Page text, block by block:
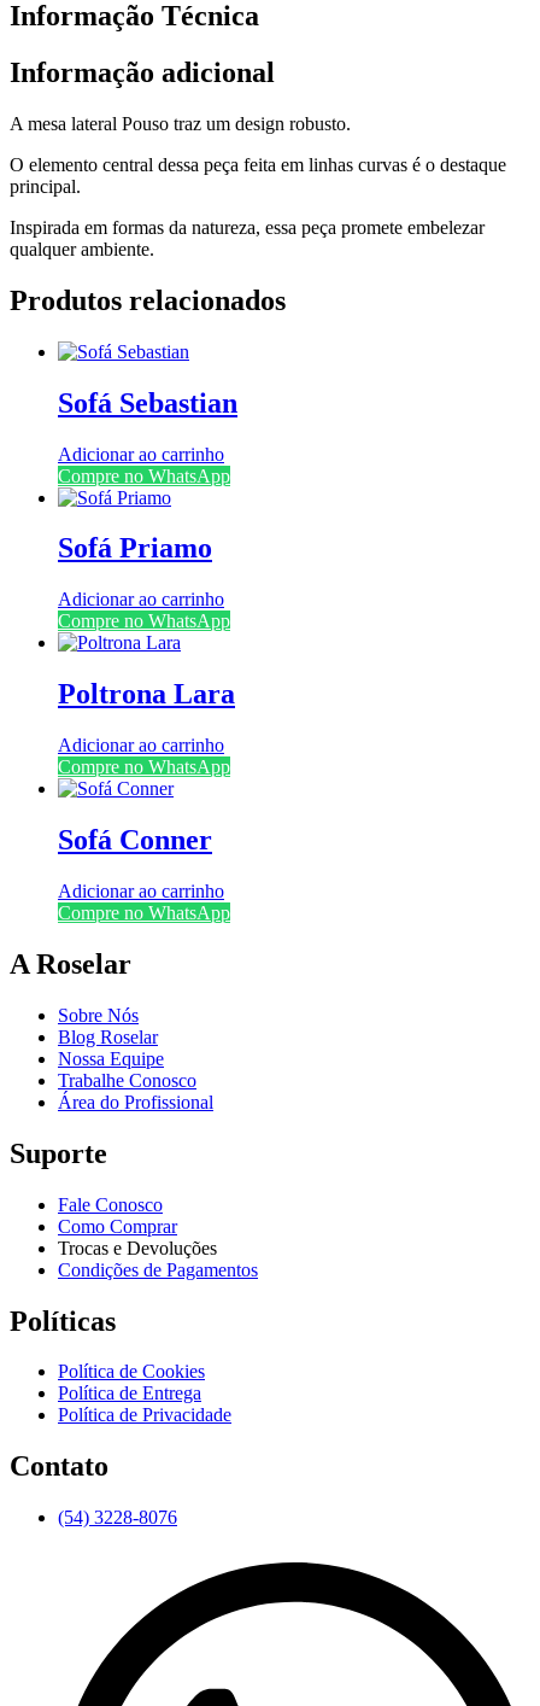
Informação Técnica
Informação adicional
A mesa lateral Pouso traz um design robusto.
O elemento central dessa peça feita em linhas curvas é o destaque
principal.
Inspirada em formas da natureza, essa peça promete embelezar
qualquer ambiente.
Produtos relacionados
Sofá Sebastian
Adicionar ao carrinho
Compre no WhatsApp
Sofá Priamo
Adicionar ao carrinho
Compre no WhatsApp
Poltrona Lara
Adicionar ao carrinho
Compre no WhatsApp
Sofá Conner
Adicionar ao carrinho
Compre no WhatsApp
A Roselar
Sobre Nós
Blog Roselar
Nossa Equipe
Trabalhe Conosco
Área do Profissional
Suporte
Fale Conosco
Como Comprar
Trocas e Devoluções
Condições de Pagamentos
Políticas
Política de Cookies
Política de Entrega
Política de Privacidade
Contato
(54) 3228-8076